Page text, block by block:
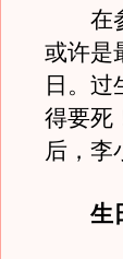
在参
或许是
日。过
得要死
后，李
生